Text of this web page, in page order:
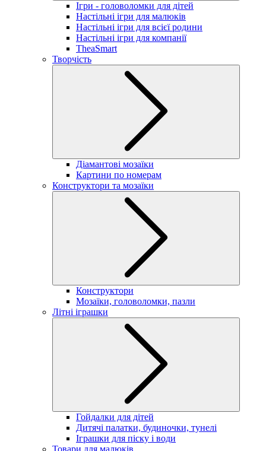
Ігри - головоломки для дітей
Настільні ігри для малюків
Настільні ігри для всієї родини
Настільні ігри для компанії
TheaSmart
Творчість
Діамантові мозаїки
Картини по номерам
Конструктори та мозаїки
Конструктори
Мозаїки, головоломки, пазли
Літні іграшки
Гойдалки для дітей
Дитячі палатки, будиночки, тунелі
Іграшки для піску і води
Товари для малюків